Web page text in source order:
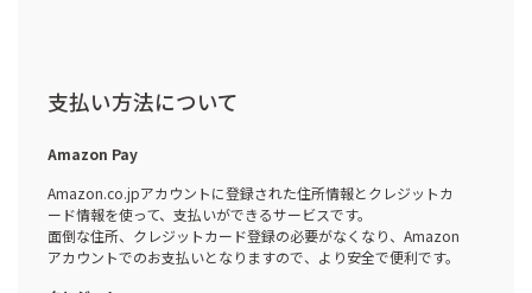
支払い方法について
Amazon Pay
Amazon.co.jpアカウントに登録された住所情報とクレジットカ
ード情報を使って、支払いができるサービスです。
面倒な住所、クレジットカード登録の必要がなくなり、Amazon
アカウントでのお支払いとなりますので、より安全で便利です。